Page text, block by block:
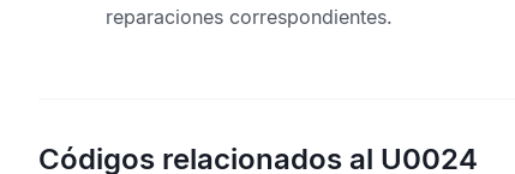
reparaciones correspondientes.
Códigos relacionados al U0024